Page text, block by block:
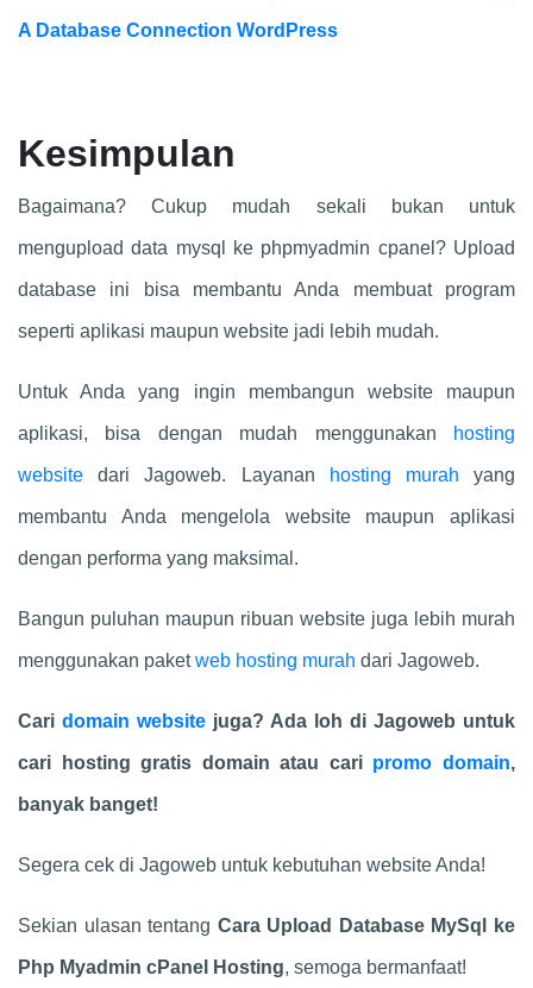
A Database Connection WordPress
Kesimpulan
Bagaimana? Cukup mudah sekali bukan untuk
mengupload data mysql ke phpmyadmin cpanel? Upload
database ini bisa membantu Anda membuat program
seperti aplikasi maupun website jadi lebih mudah.
Untuk Anda yang ingin membangun website maupun
aplikasi, bisa dengan mudah menggunakan hosting
websitedari Jagoweb. Layanan hosting murah yang
membantu Anda mengelola website maupun aplikasi
dengan performa yang maksimal.
Bangun puluhan maupun ribuan website juga lebih murah
menggunakan paketweb hosting murah dari Jagoweb.
Cari domain website juga? Ada loh di Jagoweb untuk
cari hosting gratis domain atau cari promo domain,
banyak banget!
Segera cek di Jagoweb untuk kebutuhan website Anda!
Sekian ulasan tentang Cara Upload Database MySql ke
Php Myadmin cPanel Hosting, semoga bermanfaat!